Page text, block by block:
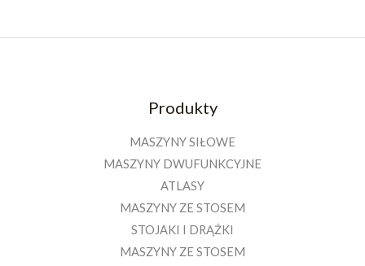
Produkty
MASZYNY SIŁOWE
MASZYNY DWUFUNKCYJNE
ATLASY
MASZYNY ZE STOSEM
STOJAKI I DRĄŻKI
MASZYNY ZE STOSEM